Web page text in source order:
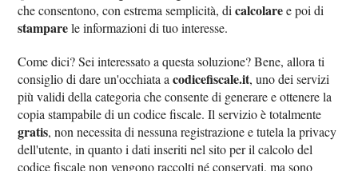
che consentono, con estrema semplicità, dicalcolaree poi di
stamparele informazioni di tuo interesse.
Come dici? Sei interessato a questa soluzione? Bene, allora ti
consiglio di dare un'occhiata acodicefiscale.it, uno dei servizi
più validi della categoria che consente di generare e ottenere la
copia stampabile di un codice fiscale. Il servizio è totalmente
gratis, non necessita di nessuna registrazione e tutela la privacy
dell'utente, in quanto i dati inseriti nel sito per il calcolo del
codice fiscale non vengono raccolti né conservati, ma sono